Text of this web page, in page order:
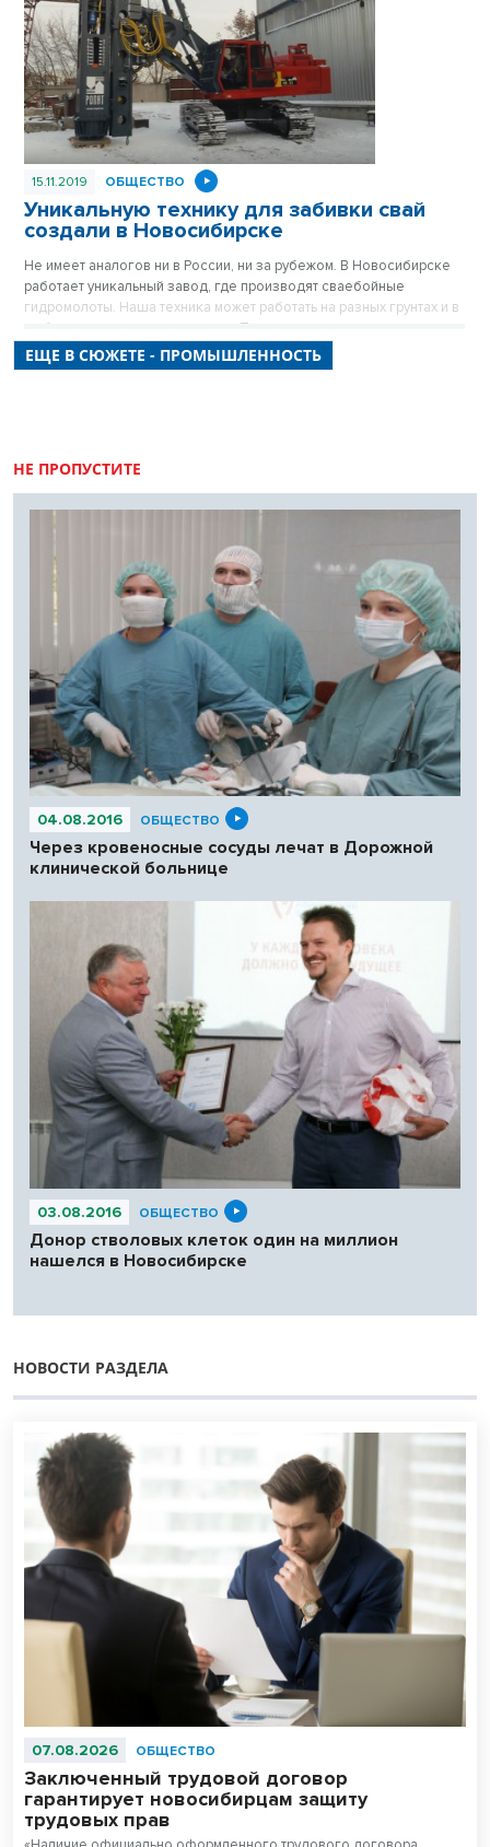
15.11.2019 ОБЩЕСТВО
Уникальную технику для забивки свай
создали в Новосибирске
Не имеет аналогов ни в России, ни за рубежом. В Новосибирске
работает уникальный завод, где производят сваебойные
гидромолоты. Наша техника может работать на разных грунтах и в
любых климатических условиях. При этом стоит дешевле
западной.
ЕЩЕ В СЮЖЕТЕ - ПРОМЫШЛЕННОСТЬ
НЕ ПРОПУСТИТЕ
04.08.2016 ОБЩЕСТВО
Через кровеносные сосуды лечат в Дорожной
клинической больнице
03.08.2016 ОБЩЕСТВО
Донор стволовых клеток один на миллион
нашелся в Новосибирске
НОВОСТИ РАЗДЕЛА
07.08.2026 ОБЩЕСТВО
Заключенный трудовой договор
гарантирует новосибирцам защиту
трудовых прав